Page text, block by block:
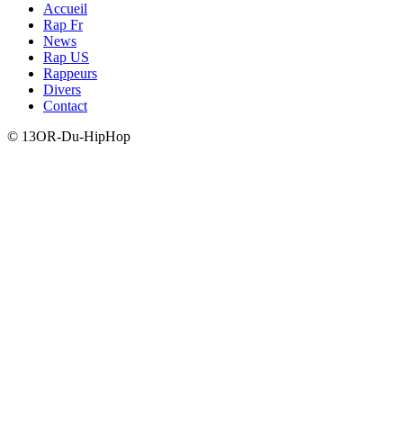
Accueil
Rap Fr
News
Rap US
Rappeurs
Divers
Contact
© 13OR-Du-HipHop